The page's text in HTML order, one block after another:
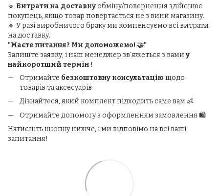
🔹 Витрати на доставкуобміну/повернення здійснює
покупець, якщо товар повертається не з вини магазину.
🔹 У разі виробничого браку ми компенсуємо всі витрати
на доставку.
"Маєте питання? Ми допоможемо! 🤝"
Залиште заявку, і наш менеджер зв’яжеться з вами у
найкоротший термін !
Отримайте безкоштовну консультацію щодо
товарів та аксесуарів
Дізнайтеся, який комплект підходить саме вам 👶
Отримайте допомогу з оформленням замовлення 🛍️
Натисніть кнопку нижче, і ми відповімо на всі ваші
запитання!